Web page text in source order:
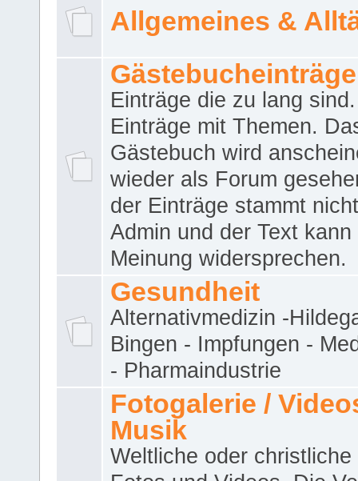
Allgemeines &
Gästebucheinträge
Einträge die zu lang
Einträge mit Themen.
Gästebuch wird
wieder als Forum
der Einträge stammt
Admin und der Text kann
Meinung widersprechen.
Gesundheit
Alternativmedizin -
Bingen - Impfungen -
- Pharmaindustrie
Fotogalerie /
Musik
Weltliche oder christliche